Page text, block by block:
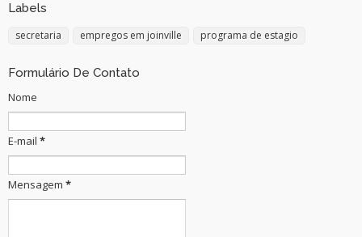
Labels
secretaria empregos em joinville programa de estagio
Formulário De Contato
Nome
E-mail *
Mensagem *